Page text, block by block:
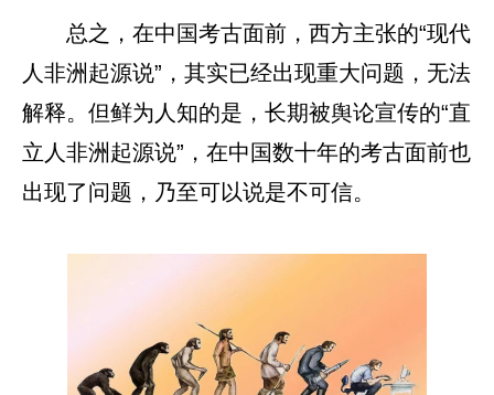
总之，在中国考古面前，西方主张的“现代
人非洲起源说”，其实已经出现重大问题，无法
解释。但鲜为人知的是，长期被舆论宣传的“直
立人非洲起源说”，在中国数十年的考古面前也
出现了问题，乃至可以说是不可信。